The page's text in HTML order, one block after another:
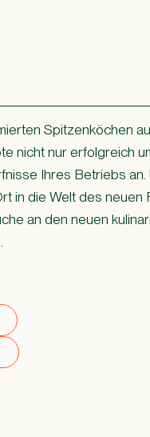
Spitzenköchen
nicht nur erfolgreich
Ihres Betriebs
in die Welt des
an den neuen